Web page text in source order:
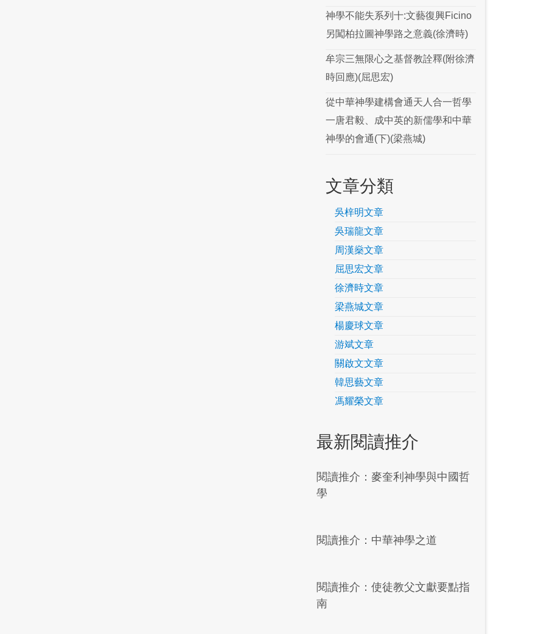
神學不能失系列十:文藝復興Ficino
另闖柏拉圖神學路之意義(徐濟時)
牟宗三無限心之基督教詮釋(附徐濟
時回應)(屈思宏)
從中華神學建構會通天人合一哲學
一唐君毅、成中英的新儒學和中華
神學的會通(下)(梁燕城)
文章分類
吳梓明文章
吳瑞龍文章
周漢燊文章
屈思宏文章
徐濟時文章
梁燕城文章
楊慶球文章
游斌文章
關啟文文章
韓思藝文章
馮耀榮文章
最新閱讀推介
閱讀推介：麥奎利神學與中國哲
學
閱讀推介：中華神學之道
閱讀推介：使徒教父文獻要點指
南